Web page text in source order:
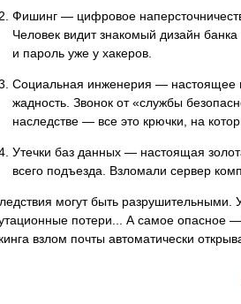
Фишинг — цифровое
Человек видит знакомый дизайн
и пароль уже у хакеров.
Социальная инженерия — настоящее
жадность. Звонок от «службы
наследстве — все это крючки, на
Утечки баз данных — настоящая
всего подъезда. Взломали сервер
могут быть
потери... А самое опасное
взлом почты автоматически